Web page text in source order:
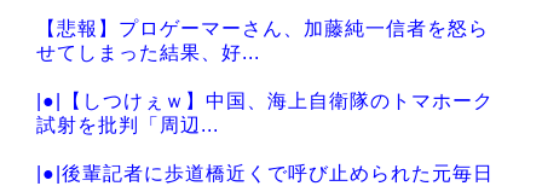
【悲報】プロゲーマーさん、加藤純一信者を怒ら
せてしまった結果、好...
|●|【しつけぇｗ】中国、海上自衛隊のトマホーク
試射を批判「周辺...
|●|後輩記者に歩道橋近くで呼び止められた元毎日